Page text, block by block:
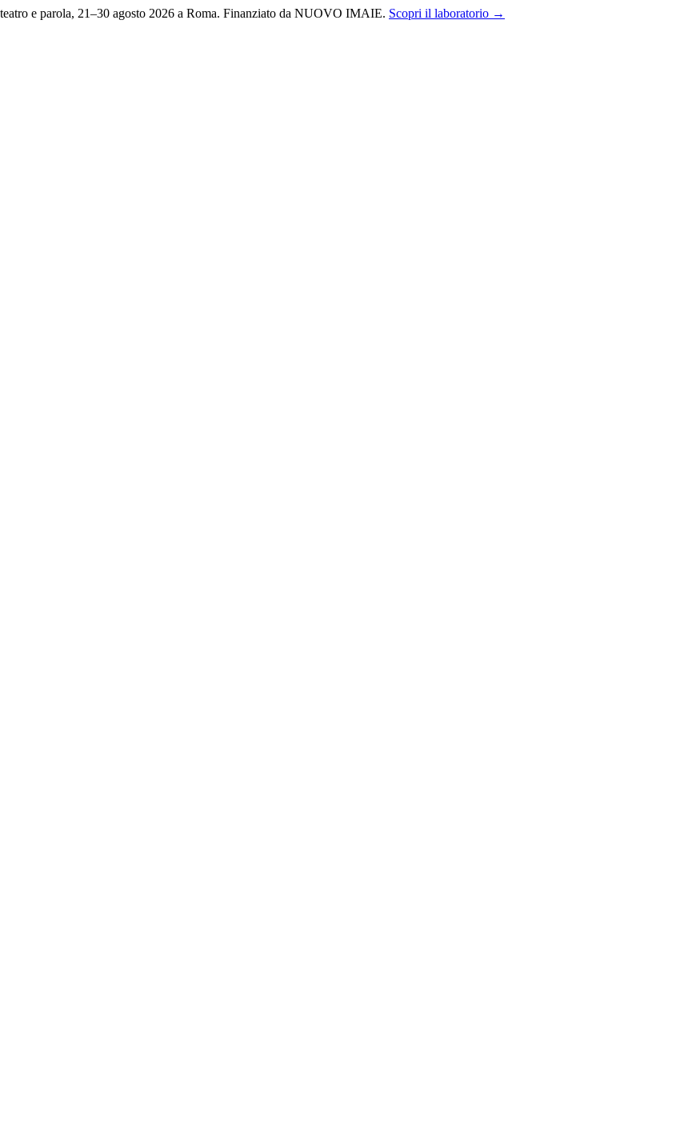
e parola, 21–30 agosto 2026 a Roma. Finanziato da NUOVO IMAIE. Scopri il laboratorio →